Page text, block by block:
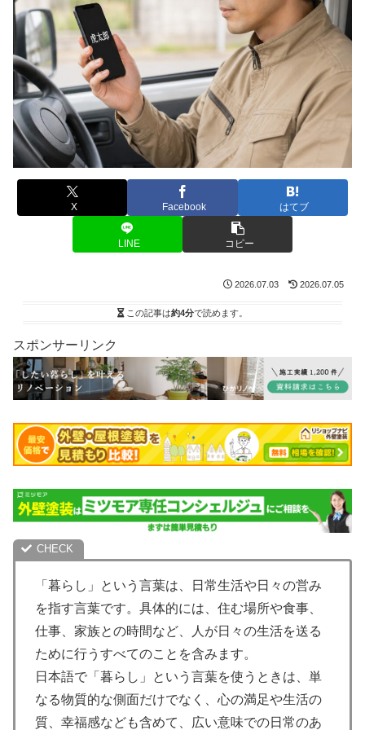
X Facebook はてブ
LINE コピー
2026.07.03 2026.07.05
この記事は約4分で読めます。
スポンサーリンク
「暮らし」という言葉は、日常生活や日々の営み
を指す言葉です。具体的には、住む場所や食事、
仕事、家族との時間など、人が日々の生活を送る
ために行うすべてのことを含みます。
日本語で「暮らし」という言葉を使うときは、単
なる物質的な側面だけでなく、心の満足や生活の
質、幸福感なども含めて、広い意味での日常のあ